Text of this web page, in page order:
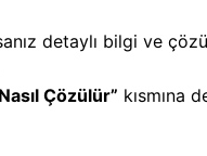
detaylı bilgi ve
Çözülür” kısmına